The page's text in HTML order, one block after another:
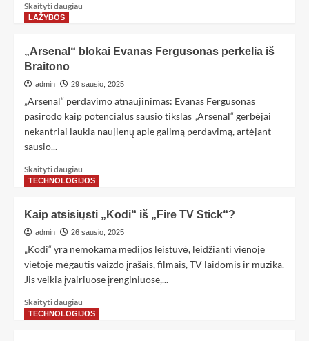
Skaityti daugiau
LAŽYBOS
„Arsenal“ blokai Evanas Fergusonas perkelia iš
Braitono
admin 29 sausio, 2025
„Arsenal“ perdavimo atnaujinimas: Evanas Fergusonas
pasirodo kaip potencialus sausio tikslas „Arsenal“ gerbėjai
nekantriai laukia naujienų apie galimą perdavimą, artėjant
sausio...
Skaityti daugiau
TECHNOLOGIJOS
Kaip atsisiųsti „Kodi“ iš „Fire TV Stick“?
admin 26 sausio, 2025
„Kodi“ yra nemokama medijos leistuvė, leidžianti vienoje
vietoje mėgautis vaizdo įrašais, filmais, TV laidomis ir muzika.
Jis veikia įvairiuose įrenginiuose,...
Skaityti daugiau
TECHNOLOGIJOS